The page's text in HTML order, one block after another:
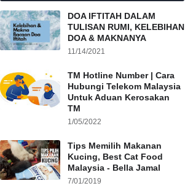
DOA IFTITAH DALAM
TULISAN RUMI, KELEBIHAN
DOA & MAKNANYA
11/14/2021
TM Hotline Number | Cara
Hubungi Telekom Malaysia
Untuk Aduan Kerosakan
TM
1/05/2022
Tips Memilih Makanan
Kucing, Best Cat Food
Malaysia - Bella Jamal
7/01/2019